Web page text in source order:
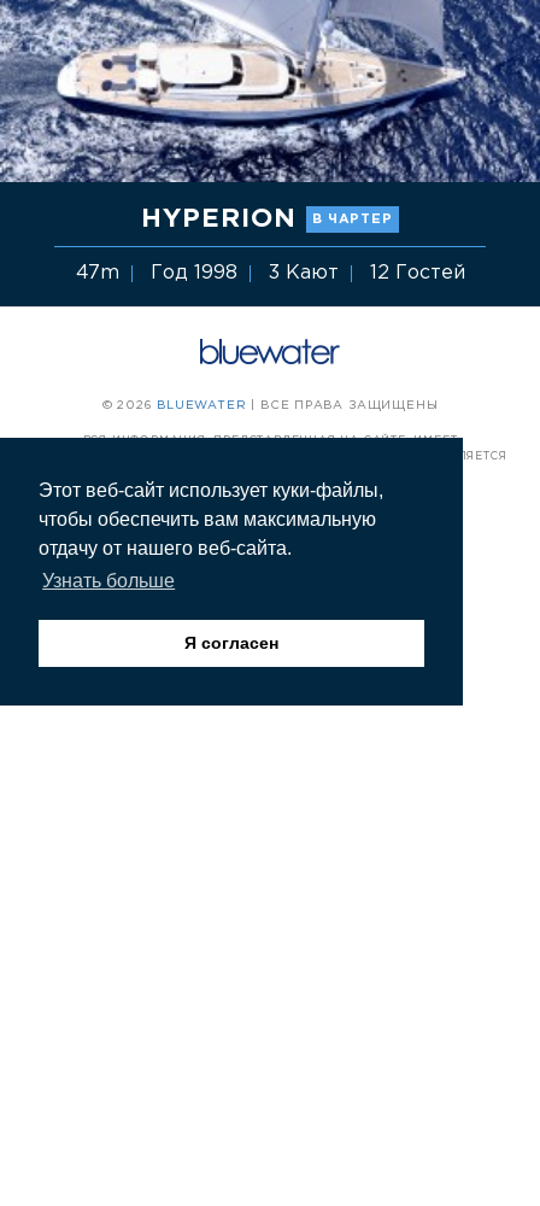
Этот веб-сайт использует куки-файлы,
чтобы обеспечить вам максимальную
отдачу от нашего веб-сайта.
Узнать больше
Я согласен
HYPERION В ЧАРТЕР
47m Год 1998 3 Кают 12 Гостей
© 2026 BLUEWATER | ВСЕ ПРАВА ЗАЩИЩЕНЫ
ВСЯ ИНФОРМАЦИЯ, ПРЕДСТАВЛЕННАЯ НА САЙТЕ, ИМЕЕТ
ИНФОРМАЦИОННЫЙ ХАРАКТЕР И ПУБЛИЧНОЙ ОФЕРТОЙ НЕ ЯВЛЯЕТСЯ
ПОЛИТИКА КОНФИДЕНЦИАЛЬНОСТИ
АРЕНДА ЯХТ
ОБУЧЕНИЕ ЭКИПАЖА